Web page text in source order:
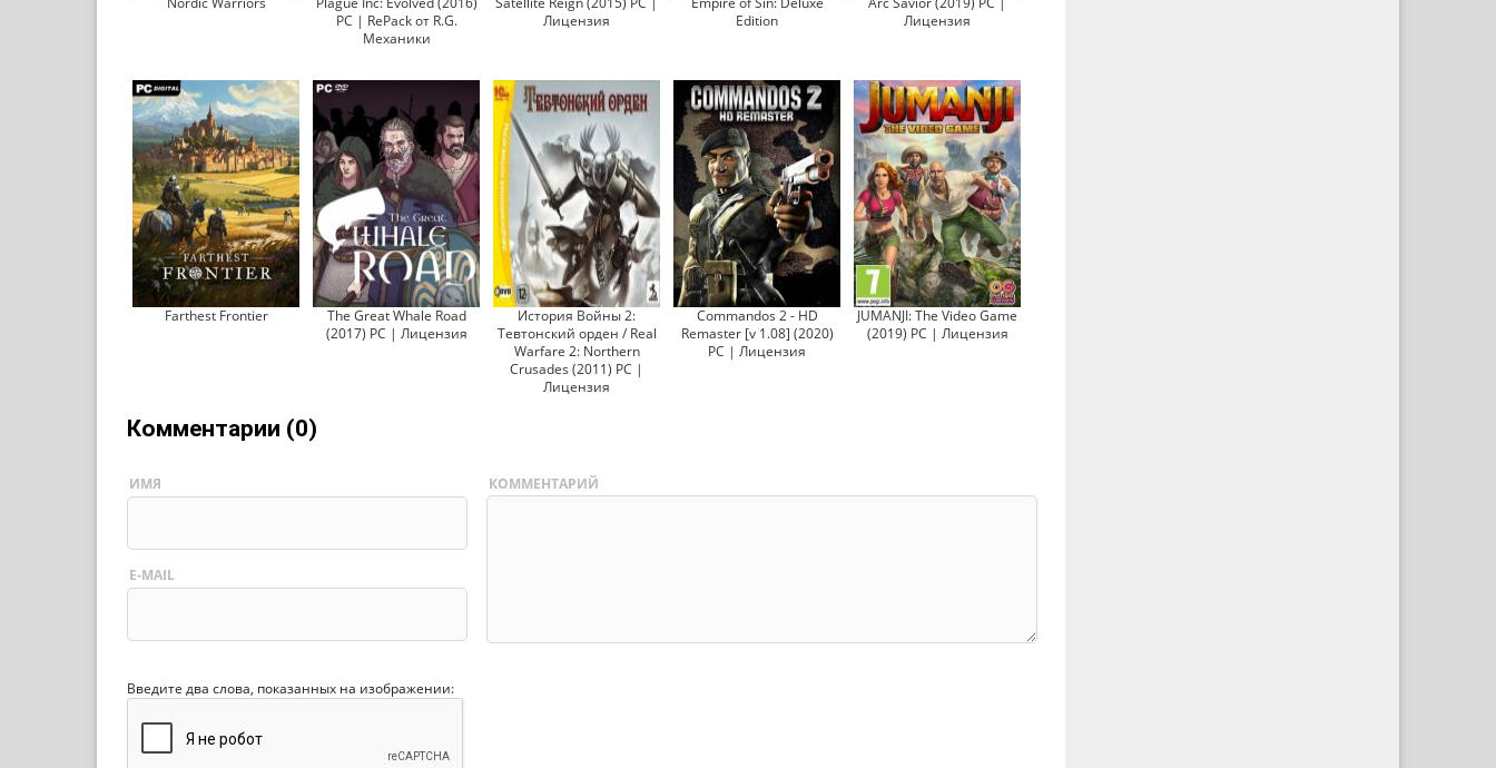
PC | RePack от R.G.
Механики
Лицензия
Edition
Лицензия
Farthest Frontier
The Great Whale Road
(2017) PC | Лицензия
История Войны 2:
Тевтонский орден / Real
Warfare 2: Northern
Crusades (2011) PC |
Лицензия
Commandos 2 - HD
Remaster [v 1.08] (2020)
PC | Лицензия
JUMANJI: The Video Game
(2019) PC | Лицензия
Комментарии (0)
ИМЯ
E-MAIL
КОММЕНТАРИЙ
Введите два слова, показанных на изображении: